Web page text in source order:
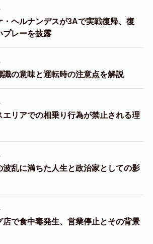
・ヘルナンデスが3Aで実戦復帰、復
プレーを披露
識の意味と運転時の注意点を解説
リアでの相乗り行為が禁止される理
波乱に満ちた人生と政治家としての影
店で食中毒発生、営業停止とその背景